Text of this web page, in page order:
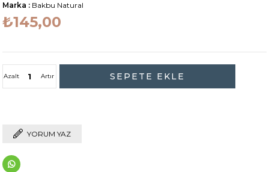
Marka : Bakbu Natural
₺145,00
Artır
Azalt
YORUM YAZ